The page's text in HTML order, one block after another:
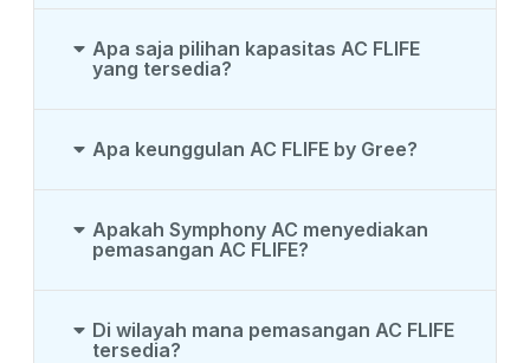
Apa saja pilihan kapasitas AC FLIFE
yang tersedia?
Apa keunggulan AC FLIFE by Gree?
Apakah Symphony AC menyediakan
pemasangan AC FLIFE?
Di wilayah mana pemasangan AC FLIFE
tersedia?